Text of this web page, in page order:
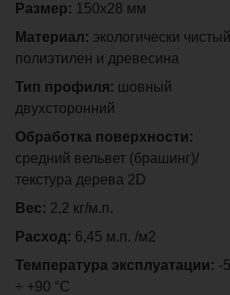
Размер: 150х28 мм
Материал: экологически чистый
полиэтилен и древесина
Тип профиля: шовный
двухсторонний
Обработка поверхности:
средний вельвет (брашинг)/
текстура дерева 2D
Вес: 2,2 кг/м.п.
Расход: 6,45 м.п. /м2
Температура эксплуатации: -
÷ +90 °C